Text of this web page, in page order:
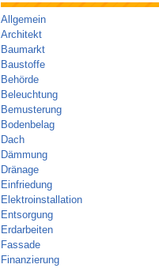
Allgemein
Architekt
Baumarkt
Baustoffe
Behörde
Beleuchtung
Bemusterung
Bodenbelag
Dach
Dämmung
Dränage
Einfriedung
Elektroinstallation
Entsorgung
Erdarbeiten
Fassade
Finanzierung